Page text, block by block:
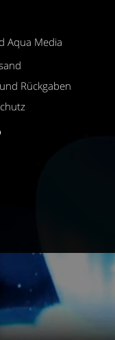
Aqua Media
Rückgaben